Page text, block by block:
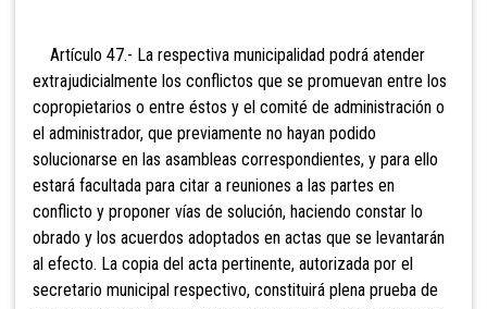
Artículo 47.- La respectiva municipalidad podrá atender
extrajudicialmente los conflictos que se promuevan entre los
copropietarios o entre éstos y el comité de administración o
el administrador, que previamente no hayan podido
solucionarse en las asambleas correspondientes, y para ello
estará facultada para citar a reuniones a las partes en
conflicto y proponer vías de solución, haciendo constar lo
obrado y los acuerdos adoptados en actas que se levantarán
al efecto. La copia del acta pertinente, autorizada por el
secretario municipal respectivo, constituirá plena prueba de